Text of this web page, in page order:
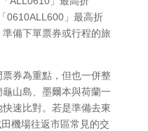
0610ALL600」最高折
備下單票券或行程的旅
券為重點，但也一併整
山島、墨爾本與荷蘭一
速比對。若是準備去東
機場往返市區常見的交